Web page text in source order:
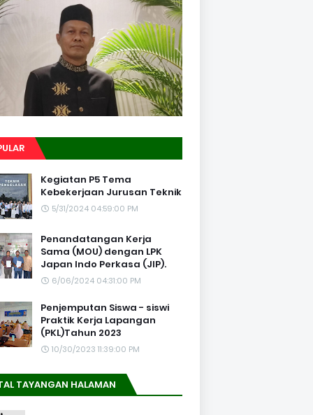
Kegiatan P5 Tema
Kebekerjaan Jurusan Teknik
5/31/2024 04:59:00 PM
Penandatangan Kerja
Sama (MOU) dengan LPK
Japan Indo Perkasa (JIP).
6/06/2024 04:31:00 PM
Penjemputan Siswa - siswi
Praktik Kerja Lapangan
(PKL)Tahun 2023
10/30/2023 11:39:00 PM
TAYANGAN HALAMAN